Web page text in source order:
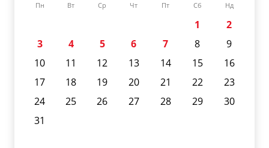
Пн Вт Ср Чт Пт Сб Нд
1
2
3
4 5 6 7 8
9
10
11 12 13 14 15
16
17
18 19 20 21 22
23
24
25 26 27 28 29
30
31